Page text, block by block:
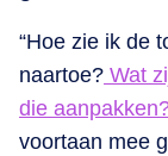
“Hoe zie ik de
naartoe? Wat
die
voortaan mee